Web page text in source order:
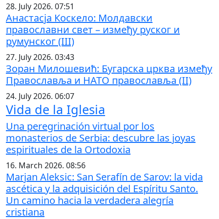
28. July 2026. 07:51
Анастасја Коскело: Молдавски
православни свет – између руског и
румунског (III)
27. July 2026. 03:43
Зоран Милошевић: Бугарска црква између
Православља и НАТО православља (II)
24. July 2026. 06:07
Vida de la Iglesia
Una peregrinación virtual por los
monasterios de Serbia: descubre las joyas
espirituales de la Ortodoxia
16. March 2026. 08:56
Marjan Aleksic: San Serafín de Sarov: la vida
ascética y la adquisición del Espíritu Santo.
Un camino hacia la verdadera alegría
cristiana